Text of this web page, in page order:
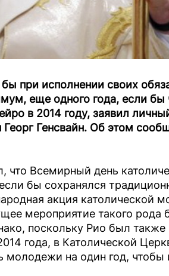
при исполнении своих
еще одного года, если бы
в 2014 году, заявил
Генсвайн. Об этом
что Всемирный день
бы сохранялся
акция католической
мероприятие такого рода
поскольку Рио был
года, в Католической
на один год, чтобы